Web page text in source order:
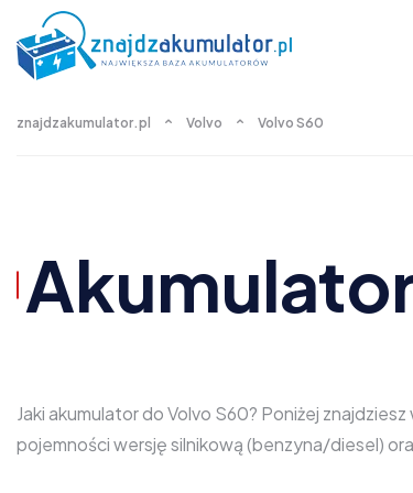
znajdzakumulator.pl Volvo Volvo S60
Jaki akumulator do Volvo S60? Poniżej
pojemności wersję silnikową (benzyna/diesel)